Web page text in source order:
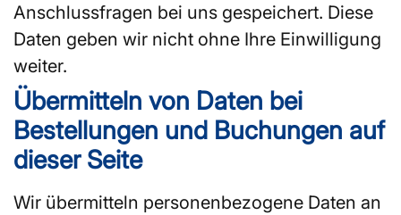
Anschlussfragen bei uns gespeichert. Diese
Daten geben wir nicht ohne Ihre Einwilligung
weiter.
Übermitteln von Daten bei
Bestellungen und Buchungen auf
dieser Seite
Wir übermitteln personenbezogene Daten an